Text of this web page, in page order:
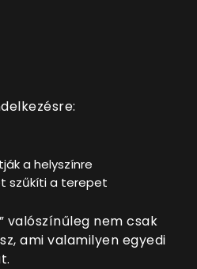
a helyszínre
szűkíti a terepet
valószínűleg nem csak
ami valamilyen egyedi